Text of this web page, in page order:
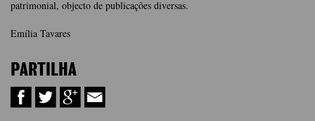
patrimonial, objecto de publicações diversas.
Emília Tavares
PARTILHA